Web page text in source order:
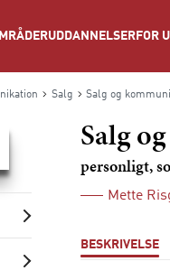
UDDANNELSER FOR
Salg Salg og
Salg
personligt,
Mette
BESKRIVELSE